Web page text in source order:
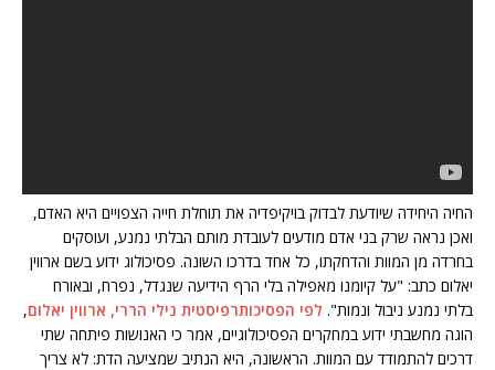
החיה היחידה שיודעת לבדוק בויקיפדיה את תוחלת חייה הצפויים היא האדם,
ואכן נראה שרק בני אדם מודעים לעובדת מותם הבלתי נמנע, ועוסקים
בחרדה מן המוות והדחקתו, כל אחד בדרכו השונה. פסיכולוג ידוע בשם ארווין
יאלום כתב: "על קיומנו מאפילה בלי הרף הידיעה שנגדל, נפרח, ובאורח
בלתי נמנע ניבול ונמות". לפי הפסיכותרפיסטית נילי הררי, ארווין יאלום,
הוגה מחשבתי ידוע במחקרים הפסיכולוגיים, אמר כי האנושות פיתחה שתי
דרכים להתמודד עם המוות. הראשונה, היא הנתיב שמציעה הדת: לא צריך